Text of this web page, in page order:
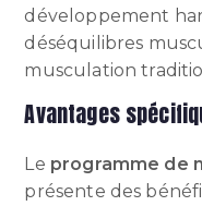
développement
déséquilibres
musculation
Avantages
Le programme de
présente des